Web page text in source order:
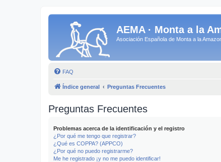
AEMA · Monta a la
Asociación Española de Monta a la
FAQ
Índice general Preguntas Frecuentes
Preguntas Frecuentes
Problemas acerca de la identificación y el registro
¿Por qué me tengo que registrar?
¿Qué es COPPA? (APPCO)
¿Por qué no puedo registrarme?
Me he registrado ¡y no me puedo identificar!